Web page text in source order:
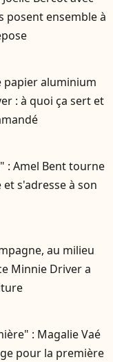
posent ensemble à
papier aluminium
: à quoi ça sert et
: Amel Bent tourne
s'adresse à son
au milieu
Minnie Driver a
: Magalie Vaé
pour la première